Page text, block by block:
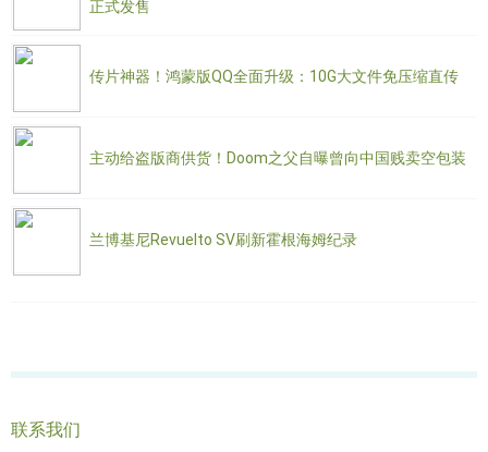
正式发售
传片神器！鸿蒙版QQ全面升级：10G大文件免压缩直传
主动给盗版商供货！Doom之父自曝曾向中国贱卖空包装
兰博基尼Revuelto SV刷新霍根海姆纪录
联系我们